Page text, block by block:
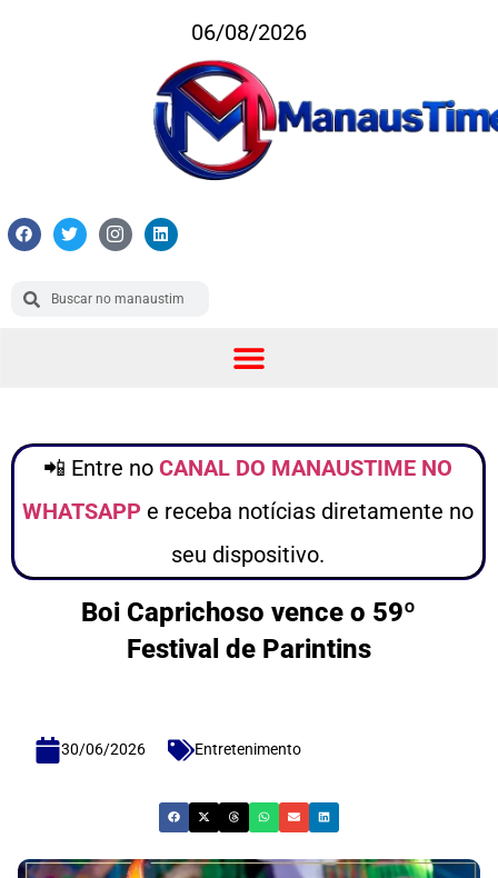
06/08/2026
📲 Entre no CANAL DO MANAUSTIME NO
WHATSAPP e receba notícias diretamente no
seu dispositivo.
Boi Caprichoso vence o 59º
Festival de Parintins
30/06/2026 Entretenimento